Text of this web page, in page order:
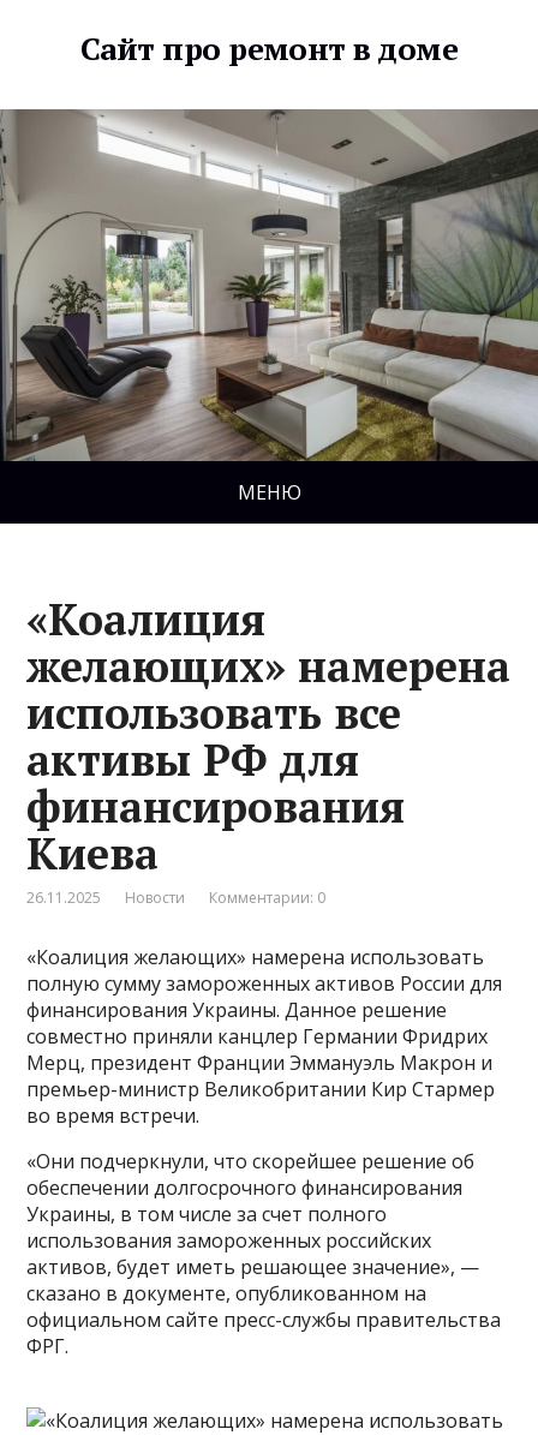
Сайт про ремонт в доме
МЕНЮ
«Коалиция
желающих» намерена
использовать все
активы РФ для
финансирования
Киева
26.11.2025 Новости Комментарии: 0
«Коалиция желающих» намерена использовать
полную сумму замороженных активов России для
финансирования Украины. Данное решение
совместно приняли канцлер Германии Фридрих
Мерц, президент Франции Эммануэль Макрон и
премьер-министр Великобритании Кир Стармер
во время встречи.
«Они подчеркнули, что скорейшее решение об
обеспечении долгосрочного финансирования
Украины, в том числе за счет полного
использования замороженных российских
активов, будет иметь решающее значение», —
сказано в документе, опубликованном на
официальном сайте пресс-службы правительства
ФРГ.